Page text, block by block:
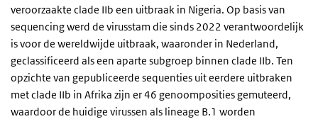
veroorzaakte clade IIb een uitbraak in Nigeria. Op basis van
sequencing werd de virusstam die sinds 2022 verantwoordelijk
is voor de wereldwijde uitbraak, waaronder in Nederland,
geclassificeerd als een aparte subgroep binnen clade IIb. Ten
opzichte van gepubliceerde sequenties uit eerdere uitbraken
met clade IIb in Afrika zijn er 46 genoomposities gemuteerd,
waardoor de huidige virussen als lineage B.1 worden